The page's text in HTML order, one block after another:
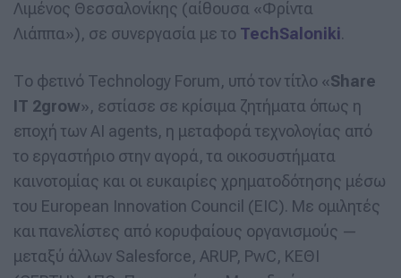
Λιμένος Θεσσαλονίκης (αίθουσα «Φρίντα
Λιάππα»), σε συνεργασία με το TechSaloniki.
Το φετινό Technology Forum, υπό τον τίτλο «Share
IT 2grow», εστίασε σε κρίσιμα ζητήματα όπως η
εποχή των AI agents, η μεταφορά τεχνολογίας από
το εργαστήριο στην αγορά, τα οικοσυστήματα
καινοτομίας και οι ευκαιρίες χρηματοδότησης μέσω
του European Innovation Council (EIC). Με ομιλητές
και πανελίστες από κορυφαίους οργανισμούς —
μεταξύ άλλων Salesforce, ARUP, PwC, ΚΕΘΙ